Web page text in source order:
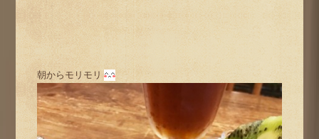
朝からモリモリ